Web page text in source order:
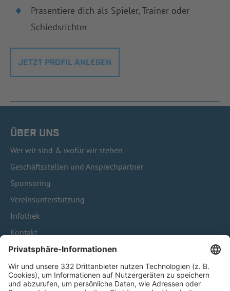
Präsentiere dich als Spieler, Trainer oder
Schiedsrichter
JETZT PROFIL ANLEGEN
ÜBER UNS
Wer wir sind & wofür wir stehen
Geschäftsstellen und Ansprechpartner
Sponsoring
Vereinsunterstützung
Infothek
Kontakt
HÄUFIG BESUCHTE SEITEN
Pässe und Vereinswechsel